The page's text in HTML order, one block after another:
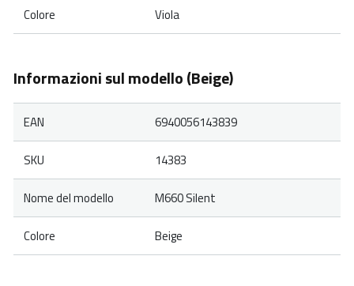
Colore Viola
Informazioni sul modello (Beige)
EAN 6940056143839
SKU 14383
Nome del modello M660 Silent
Colore Beige